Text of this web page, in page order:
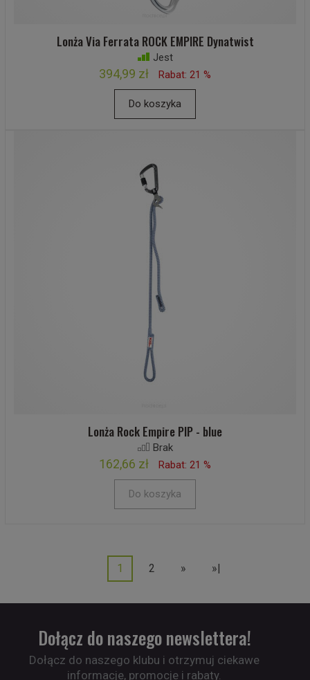
Lonża Via Ferrata ROCK EMPIRE Dynatwist
Jest
394,99 zł Rabat: 21 %
Do koszyka
Lonża Rock Empire PIP - blue
Brak
162,66 zł Rabat: 21 %
Do koszyka
1 2 » »|
Dołącz do naszego newslettera!
Dołącz do naszego klubu i otrzymuj ciekawe
informacje, promocje i rabaty.